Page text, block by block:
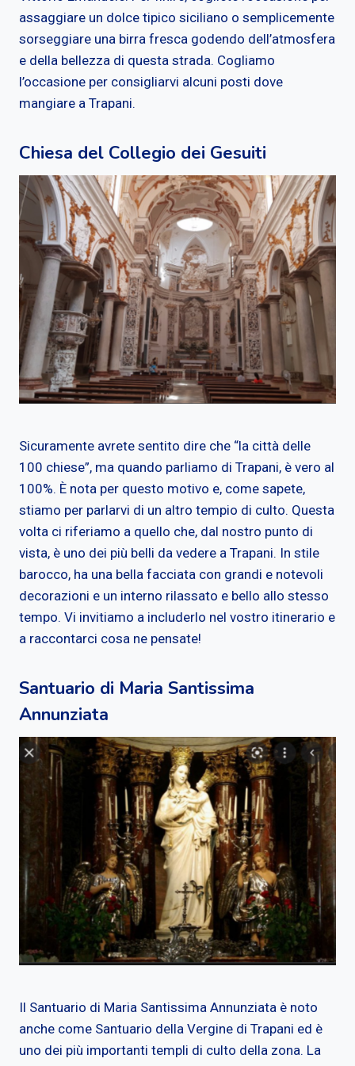
assaggiare un dolce tipico siciliano o semplicemente
sorseggiare una birra fresca godendo dell’atmosfera
e della bellezza di questa strada. Cogliamo
l’occasione per consigliarvi alcuni posti dove
mangiare a Trapani.
Chiesa del Collegio dei Gesuiti
Sicuramente avrete sentito dire che “la città delle
100 chiese”, ma quando parliamo di Trapani, è vero al
100%. È nota per questo motivo e, come sapete,
stiamo per parlarvi di un altro tempio di culto. Questa
volta ci riferiamo a quello che, dal nostro punto di
vista, è uno dei più belli da vedere a Trapani. In stile
barocco, ha una bella facciata con grandi e notevoli
decorazioni e un interno rilassato e bello allo stesso
tempo. Vi invitiamo a includerlo nel vostro itinerario e
a raccontarci cosa ne pensate!
Santuario di Maria Santissima
Annunziata
Il Santuario di Maria Santissima Annunziata è noto
anche come Santuario della Vergine di Trapani ed è
uno dei più importanti templi di culto della zona. La